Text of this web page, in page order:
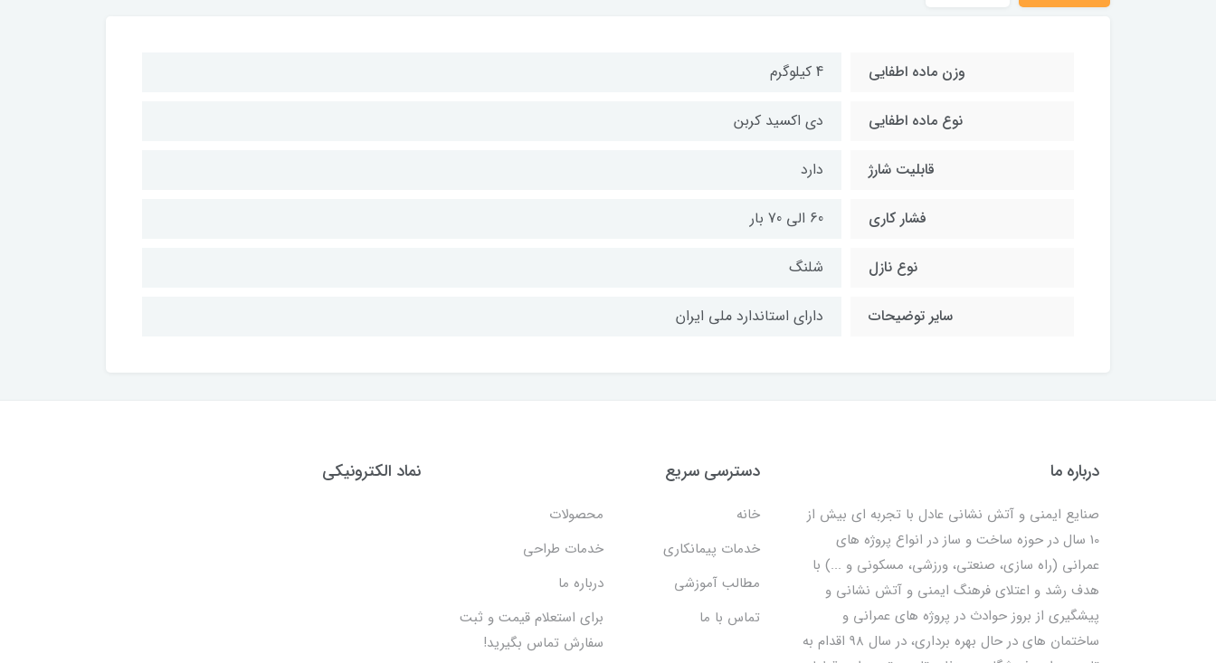
وزن ماده اطفایی 4 کیلوگرم
نوع ماده اطفایی دی اکسید کربن
قابلیت شارژ دارد
فشار کاری 60 الی 70 بار
نوع نازل شلنگ
سایر توضیحات دارای استاندارد ملی ایران
درباره ما
صنایع ایمنی و آتش نشانی عادل با تجربه ای بیش از
10 سال در حوزه ساخت و ساز در انواع پروژه های
عمرانی (راه سازی، صنعتی، ورزشی، مسکونی و ...) با
هدف رشد و اعتلای فرهنگ ایمنی و آتش نشانی و
پیشگیری از بروز حوادث در پروژه های عمرانی و
ساختمان های در حال بهره برداری، در سال 98 اقدام به
دسترسی سریع
خانه
محصولات
خدمات پیمانکاری
خدمات طراحی
مطالب آموزشی
درباره ما
تماس با ما
برای استعلام قیمت و ثبت
سفارش تماس بگیرید!
نماد الکترونیکی